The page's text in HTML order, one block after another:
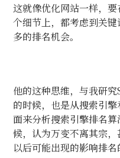
这就像优化网站一样，
个细节上，都考虑到关
多的排名机会。
他的这种思维，与我研究
的时候，也是从搜索引
面来分析搜索引擎排名算
候，认为万变不离其宗
以后可能出现的影响排名